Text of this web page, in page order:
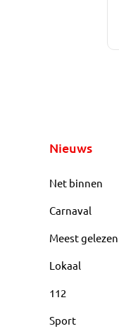
Nieuws
Net binnen
Carnaval
Meest gelezen
Lokaal
112
Sport